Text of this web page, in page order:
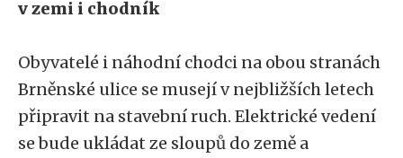
v zemi i chodník
Obyvatelé i náhodní chodci na obou stranách
Brněnské ulice se musejí v nejbližších letech
připravit na stavební ruch. Elektrické vedení
se bude ukládat ze sloupů do země a